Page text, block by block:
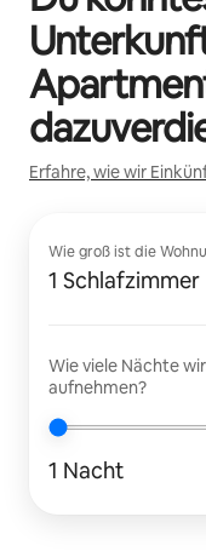
Erfahre, wie wir
Wie groß ist die
1 Schlafzimmer
Wie viele Nächte
aufnehmen?
1 Nacht